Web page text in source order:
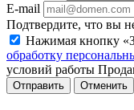
E-mail
Подтвердите, что вы
Нажимая кнопку
обработку
условий работы
Отменить